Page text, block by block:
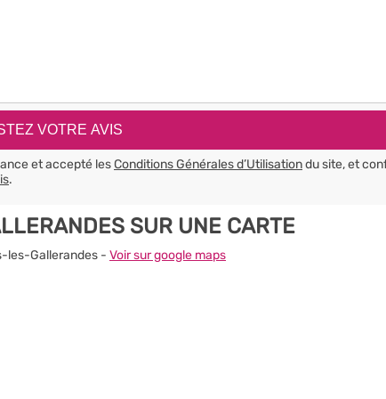
et accepté lesConditions Générales d’Utilisationdu site, et
.
SUR UNE CARTE
les-Gallerandes - Voir sur google maps